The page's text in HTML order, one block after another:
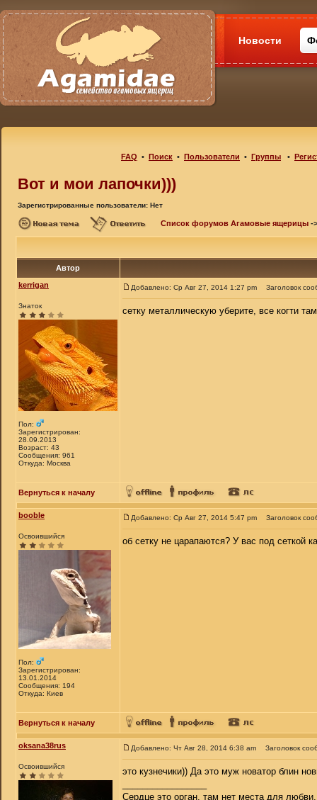
Новости
FAQ • Поиск • Пользователи • Группы •
Вот и мои лапочки)))
Зарегистрированные пользователи: Нет
Список форумов Агамовые ящерицы -
Автор
kerrigan
Знаток
Пол:
Зарегистрирован:
28.09.2013
Возраст: 43
Сообщения: 961
Откуда: Москва
Добавлено: Ср Авг 27, 2014 1:27 pm Заголовок
сетку металлическую уберите, все когти
Вернуться к началу
booble
Освоившийся
Пол:
Зарегистрирован:
13.01.2014
Сообщения: 194
Откуда: Киев
Добавлено: Ср Авг 27, 2014 5:47 pm Заголовок
об сетку не царапаются? У вас под сеткой
Вернуться к началу
oksana38rus
Освоившийся
Добавлено: Чт Авг 28, 2014 6:38 am Заголовок
это кузнечики)) Да это муж новатор блин
Сердце это орган, там нет места для любви,